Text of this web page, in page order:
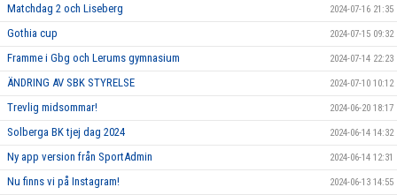
Matchdag 2 och Liseberg 2024-07-16 21:35
Gothia cup 2024-07-15 09:32
Framme i Gbg och Lerums gymnasium 2024-07-14 22:23
ÄNDRING AV SBK STYRELSE 2024-07-10 10:12
Trevlig midsommar! 2024-06-20 18:17
Solberga BK tjej dag 2024 2024-06-14 14:32
Ny app version från SportAdmin 2024-06-14 12:31
Nu finns vi på Instagram! 2024-06-13 14:55